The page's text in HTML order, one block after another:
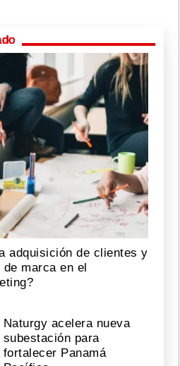
adquisición de clientes y
marca en el
Naturgy acelera nueva
subestación para
fortalecer Panamá